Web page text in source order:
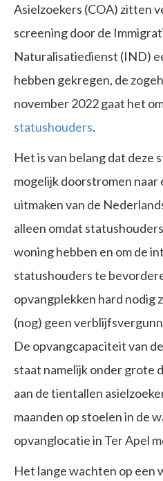
Asielzoekers (COA) zitten
screening door de
Naturalisatiedienst (IND)
hebben gekregen, de
november 2022 gaat het
statushouders.
Het is van belang dat deze
mogelijk doorstromen naar
uitmaken van de
alleen omdat
woning hebben en om de
statushouders te
opvangplekken hard nodig
(nog) geen
De opvangcapaciteit van
staat namelijk onder grote
aan de tientallen
maanden op stoelen in de
opvanglocatie in Ter Apel
Het lange wachten op een